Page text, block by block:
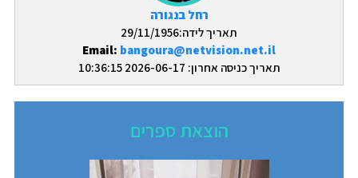
רחל בנגורה
תאריך לידה:29/11/1956
Email: bangoura@netvision.net.il
תאריך כניסה אחרון: 2026-06-17 10:36:15
הוצאת ספרים